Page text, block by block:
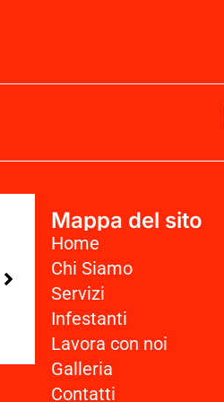
Mappa del sito
Home
Chi Siamo
Servizi
Infestanti
Lavora con noi
Galleria
Contatti